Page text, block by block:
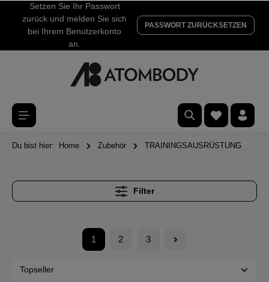
Setzen Sie Ihr Passwort
zurück und melden Sie sich
bei Ihrem Benutzerkonto
an.
PASSWORT ZURÜCKSETZEN
Du bist hier: Home Zubehör TRAININGSAUSRÜSTUNG
Filter
1 2 3